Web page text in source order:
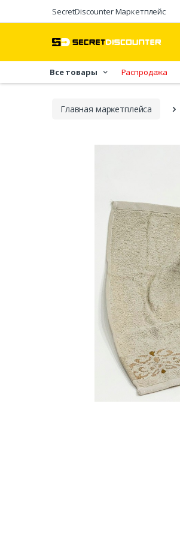
SecretDiscounter Маркетплейс
Все товары Распродажа
Главная марĸетплейса